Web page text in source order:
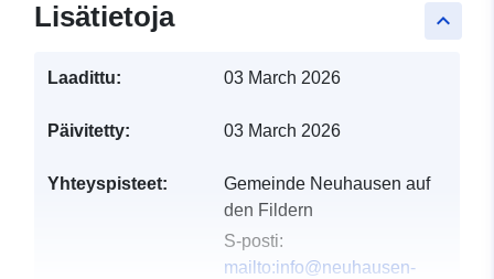
keyboard_arrow_up
Lisätietoja
Laadittu: 03 March 2026
Päivitetty: 03 March 2026
Yhteyspisteet:
Gemeinde Neuhausen auf
den Fildern
S-posti:
mailto:info@neuhausen-